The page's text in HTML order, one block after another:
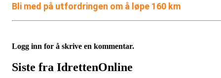
Bli med på utfordringen om å løpe 160 km
Logg inn for å skrive en kommentar.
Siste fra IdrettenOnline